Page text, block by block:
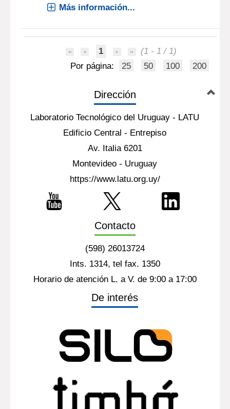
Más información...
1
(1 - 1 / 1)
Por página:
25 50 100 200
Dirección
Laboratorio Tecnológico del Uruguay - LATU
Edificio Central - Entrepiso
Av. Italia 6201
Montevideo - Uruguay
https://www.latu.org.uy/
Contacto
(598) 26013724
Ints. 1314, tel fax. 1350
Horario de atención L. a V. de 9:00 a 17:00
De interés